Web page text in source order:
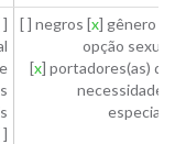
]
[ ] negros [x] gênero [ ]
opção sexual
[x] portadores(as) de
necessidades
especiais